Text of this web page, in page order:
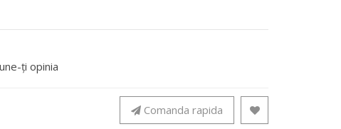
ţi opinia
Comanda rapida